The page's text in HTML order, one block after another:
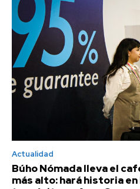
Actualidad
Búho Nómada lleva el
más alto: hará historia